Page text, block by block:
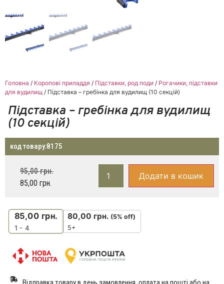
Головна / Коропові приладдя / Підставки, род поди / Рогачики, підставки
для вудилищ / Підставка – гребінка для вудилищ (10 секцій)
Підставка – гребінка для вудилищ
(10 секцій)
код товару:8175
95,00грн.
85,00 грн.
Додати в кошик
85,00 грн.
1 - 4
80,00 грн. (5% off)
5+